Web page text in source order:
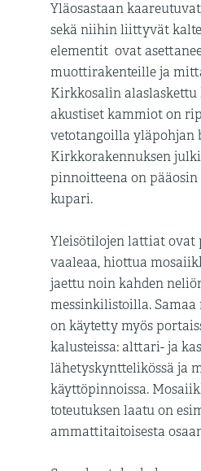
Yläosastaan
sekä niihin liittyvät
elementit ovat
muottirakenteille ja
Kirkkosalin alaslaskettu
akustiset kammiot on
vetotangoilla yläpohjan
Kirkkorakennuksen
pinnoitteena on
kupari.
Yleisötilojen lattiat ovat
vaaleaa, hiottua
jaettu noin kahden
messinkilistoilla.
on käytetty myös
kalusteissa: alttari- ja
lähetyskynttelikössä ja
käyttöpinnoissa.
toteutuksen laatu on
ammattitaitoisesta